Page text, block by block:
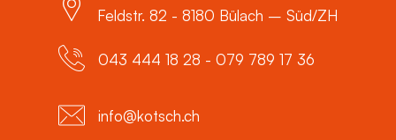
Feldstr. 82 - 8180 Bülach – Süd/ZH
043 444 18 28 - 079 789 17 36
info@kotsch.ch